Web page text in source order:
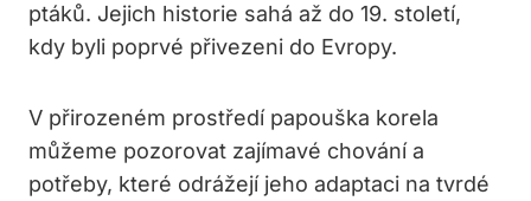
ptáků. Jejich historie sahá až do 19. století,
kdy byli poprvé přivezeni do Evropy.
V přirozeném prostředí papouška korela
můžeme pozorovat zajímavé chování a
potřeby, které odrážejí jeho adaptaci na tvrdé